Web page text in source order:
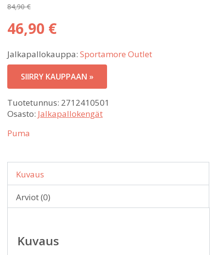
84,90€
Alkuperäinen
hinta
84,90 €.
46,90 €
hinta
on:
46,90 €.
Jalkapallokauppa: Sportamore Outlet
SIIRRY KAUPPAAN »
Tuotetunnus: 2712410501
Osasto: Jalkapallokengät
Puma
Kuvaus
Arviot (0)
Kuvaus